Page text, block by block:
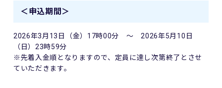
＜申込期間＞
2026年3月13日（金）17時00分 ～ 2026年5月10日
（日）23時59分
※先着入金順となりますので、定員に達し次第終了とさせ
ていただきます。